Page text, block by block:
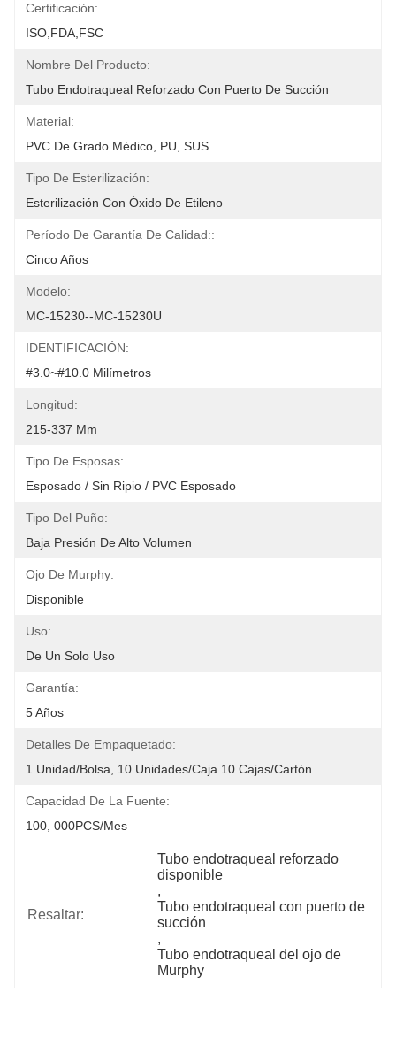
Certificación:
ISO,FDA,FSC
Nombre Del Producto:
Tubo Endotraqueal Reforzado Con Puerto De Succión
Material:
PVC De Grado Médico, PU, ​​SUS
Tipo De Esterilización:
Esterilización Con Óxido De Etileno
Período De Garantía De Calidad::
Cinco Años
Modelo:
MC-15230--MC-15230U
IDENTIFICACIÓN:
#3.0~#10.0 Milímetros
Longitud:
215-337 Mm
Tipo De Esposas:
Esposado / Sin Ripio / PVC Esposado
Tipo Del Puño:
Baja Presión De Alto Volumen
Ojo De Murphy:
Disponible
Uso:
De Un Solo Uso
Garantía:
5 Años
Detalles De Empaquetado:
1 Unidad/bolsa, 10 Unidades/caja 10 Cajas/cartón
Capacidad De La Fuente:
100, 000PCS/mes
Resaltar:
Tubo endotraqueal reforzado
disponible
,
Tubo endotraqueal con puerto de
succión
,
Tubo endotraqueal del ojo de
Murphy